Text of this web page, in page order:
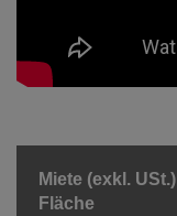
Miete (exkl. USt.)
Fläche